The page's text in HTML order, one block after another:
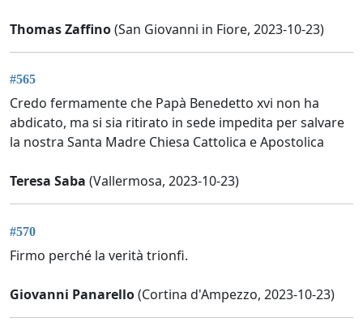
Thomas Zaffino(San Giovanni in Fiore, 2023-10-23)
#565
Credo fermamente che Papà Benedetto xvi non ha
abdicato, ma si sia ritirato in sede impedita per salvare
la nostra Santa Madre Chiesa Cattolica e Apostolica
Teresa Saba (Vallermosa, 2023-10-23)
#570
Firmo perché la verità trionfi.
Giovanni Panarello(Cortina d'Ampezzo, 2023-10-23)